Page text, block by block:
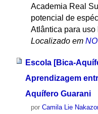
Academia Real
potencial de
Atlântica para
Localizado em
Escola [Bica-
Aprendizagem
Aquífero Guarani
por Camila Lie